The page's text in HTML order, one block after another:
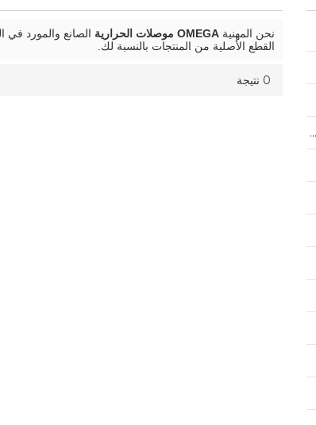
نحن المهنية OMEGA موصلات الحرارية
الصانع والمورد
القطع الأصلية من المنتجات بالنسبة لك.
0 نتيجة